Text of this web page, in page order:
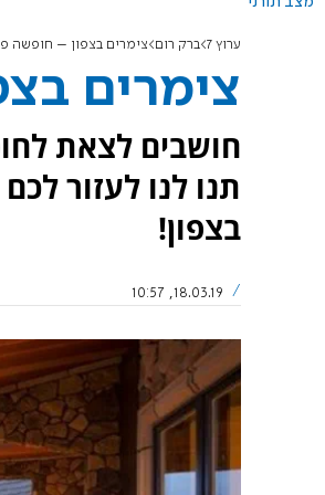
ערוץ 7 ברק רום צימרים בצפון – חופשה
צימרים
חושבים לצאת
תנו לנו לעזור
בצפון!
18.03.19, 10:57